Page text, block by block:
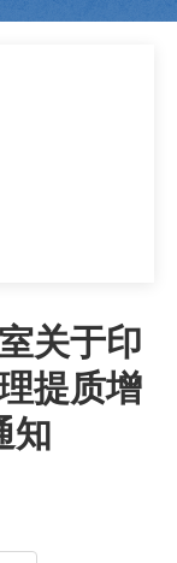
关于印
提质增
知